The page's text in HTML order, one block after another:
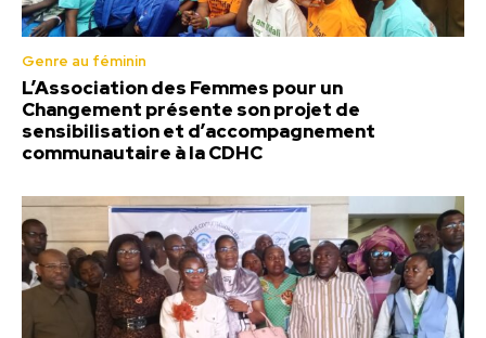
Genre au féminin
L’Association des Femmes pour un
Changement présente son projet de
sensibilisation et d’accompagnement
communautaire à la CDHC